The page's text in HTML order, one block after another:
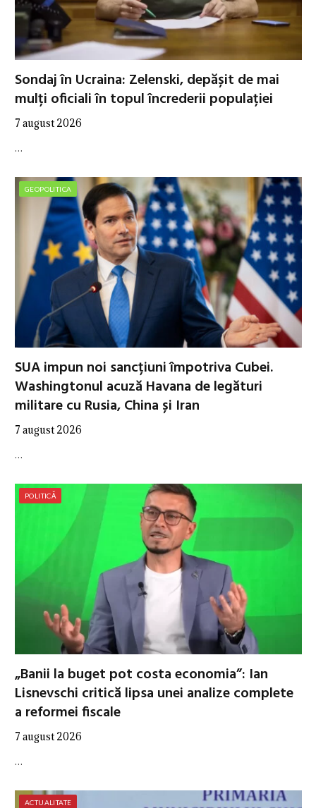
Sondaj în Ucraina: Zelenski, depășit de mai
mulți oficiali în topul încrederii populației
7 august 2026
…
GEOPOLITICA
SUA impun noi sancțiuni împotriva Cubei.
Washingtonul acuză Havana de legături
militare cu Rusia, China și Iran
7 august 2026
…
POLITICĂ
„Banii la buget pot costa economia”: Ian
Lisnevschi critică lipsa unei analize complete
a reformei fiscale
7 august 2026
…
ACTUALITATE